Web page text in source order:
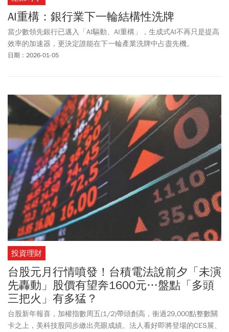
AI重構：銀行業下一輪結構性洗牌
當少數領先銀行已邁入「AI驅動、AI重構」，生成式AI不再只是提高
效率的加速器，更決定誰能在下一輪產業洗牌中占盡先機。
日期：2026-01-05
投資理財
台股元月行情噴發！台積電法說前夕「未演
先轟動」股價有望奔1600元…盤點「多頭
三把火」有多猛？
台股新年報喜，加權指數周五(1/2)帶頭創高，衝過29,000點整數關
卡之上，美科技股同步繳出亮眼成績。法人看好即將登場的CES展、